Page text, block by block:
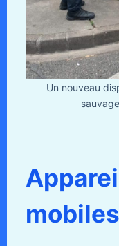
Un nouveau
mobiles